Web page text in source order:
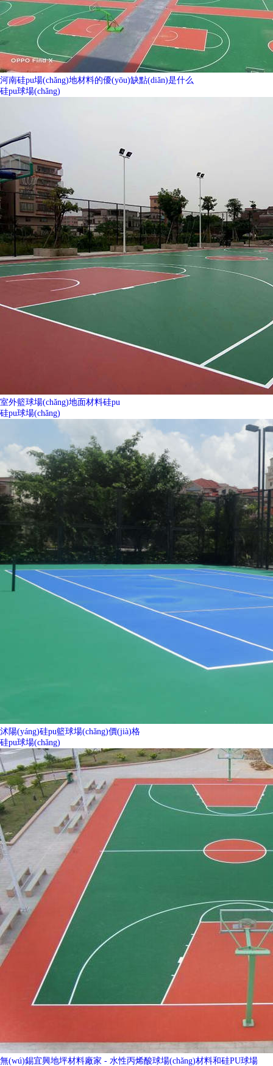
河南硅pu場(chǎng)地材料的優(yōu)缺點(diǎn)是什么
硅pu球場(chǎng)
室外籃球場(chǎng)地面材料硅pu
硅pu球場(chǎng)
沭陽(yáng)硅pu籃球場(chǎng)價(jià)格
硅pu球場(chǎng)
無(wú)錫宜興地坪材料廠家 - 水性丙烯酸球場(chǎng)材料和硅PU球場